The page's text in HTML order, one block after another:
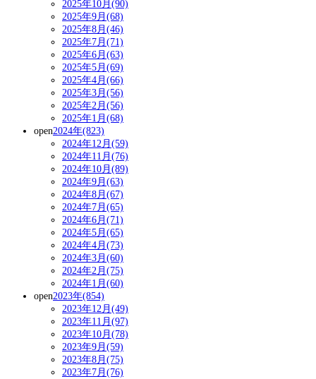
2025年10月(90)
2025年9月(68)
2025年8月(46)
2025年7月(71)
2025年6月(63)
2025年5月(69)
2025年4月(66)
2025年3月(56)
2025年2月(56)
2025年1月(68)
open2024年(823)
2024年12月(59)
2024年11月(76)
2024年10月(89)
2024年9月(63)
2024年8月(67)
2024年7月(65)
2024年6月(71)
2024年5月(65)
2024年4月(73)
2024年3月(60)
2024年2月(75)
2024年1月(60)
open2023年(854)
2023年12月(49)
2023年11月(97)
2023年10月(78)
2023年9月(59)
2023年8月(75)
2023年7月(76)